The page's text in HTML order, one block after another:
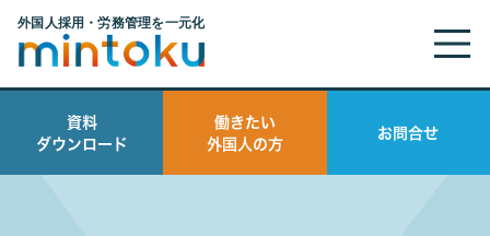
資料
ダウンロード
働きたい
外国人の方
お問合せ